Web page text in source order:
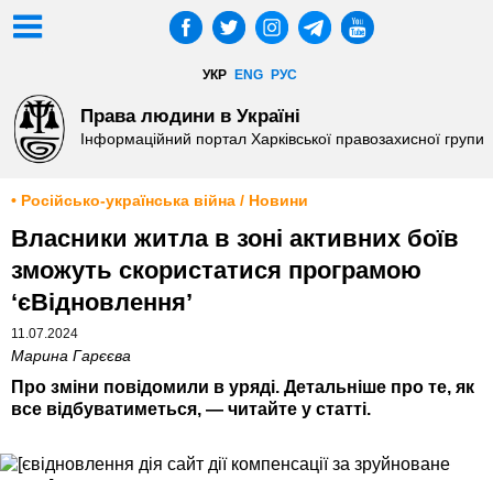
УКР ENG РУС
Права людини в Україні
Інформаційний портал Харківської правозахисної групи
• Російсько-українська війна / Новини
Власники житла в зоні активних боїв
зможуть скористатися програмою
‘єВідновленняʼ
11.07.2024
Марина Гарєєва
Про зміни повідомили в уряді. Детальніше про те, як
все відбуватиметься, — читайте у статті.